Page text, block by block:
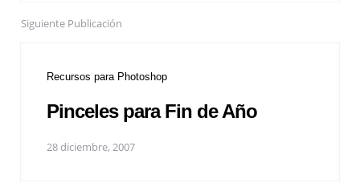
Siguiente Publicación
Recursos para Photoshop
Pinceles para Fin de Año
28 diciembre, 2007